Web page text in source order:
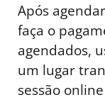
Após
faça o
agendados,
um lugar
sessão